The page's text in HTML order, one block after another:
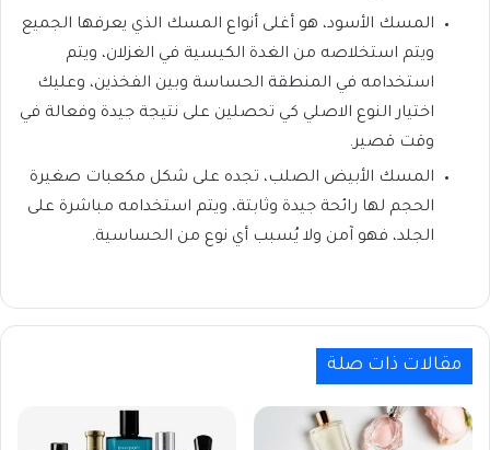
المسك الأسود، هو أغلى أنواع المسك الذي يعرفها الجميع
ويتم استخلاصه من الغدة الكيسية في الغزلان، ويتم
استخدامه في المنطقة الحساسة وبين الفخذين، وعليك
اختيار النوع الاصلي كي تحصلين على نتيجة جيدة وفعالة في
وقت قصير.
المسك الأبيض الصلب، تجده على شكل مكعبات صغيرة
الحجم لها رائحة جيدة وثابتة، ويتم استخدامه مباشرة على
الجلد، فهو آمن ولا يُسبب أي نوع من الحساسية.
مقالات ذات صلة